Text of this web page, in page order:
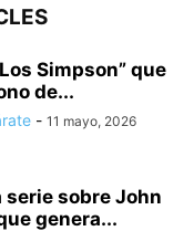
Simpson” que
de...
- 11 mayo, 2026
serie sobre John
genera...